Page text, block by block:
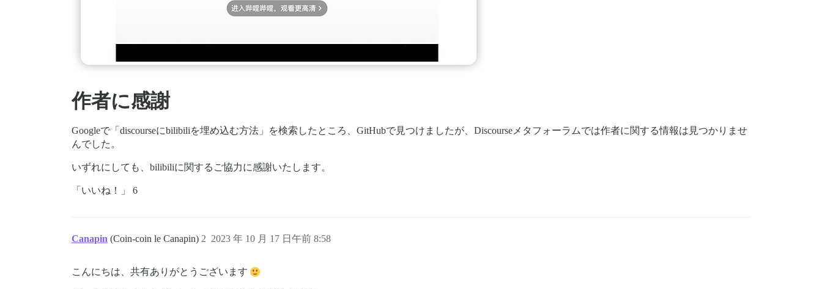
作者に感謝
Googleで「discourseにbilibiliを埋め込む方法」を検索したところ、GitHubで見つけましたが、Discourseメタフォーラムでは作者に関する情報は見つかりませ
んでした。
いずれにしても、bilibiliに関するご協力に感謝いたします。
「いいね！」 6
Canapin (Coin-coin le Canapin) 2023 年 10 月 17 日午前 8:58
2
こんにちは、共有ありがとうございます